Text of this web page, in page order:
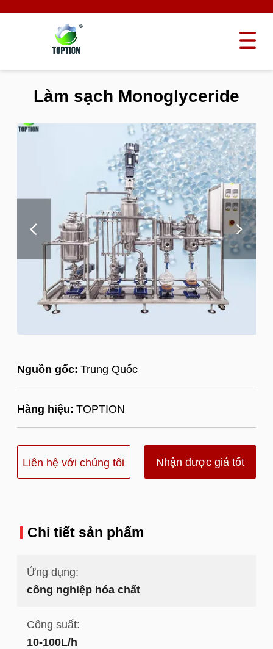
Nguồn gốc: Trung Quốc
Hàng hiệu: TOPTION
Liên hệ với chúng tôi Nhận được giá tốt
Làm sạch Monoglyceride
Chi tiết sản phẩm
Ứng dụng:
công nghiệp hóa chất
Công suất:
10-100L/h